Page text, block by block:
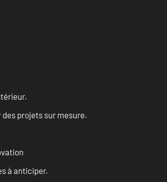
projets sur mesure.
à anticiper.